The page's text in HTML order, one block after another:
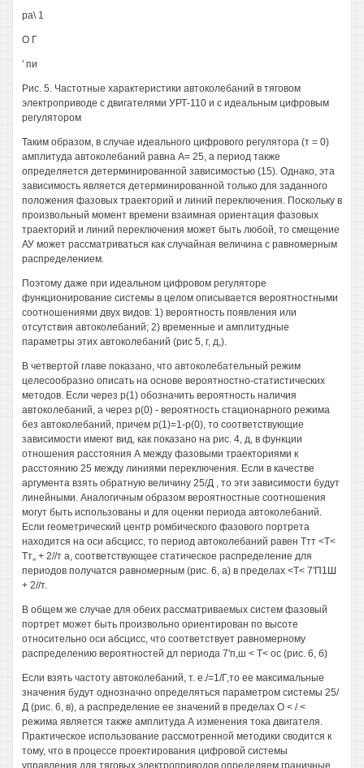
ра\ 1
О Г
' пи
Рис. 5. Частотные характеристики автоколебаний в тяговом
электроприводе с двигателями УРТ-110 и с идеальным цифровым
регулятором
Таким образом, в случае идеального цифрового регулятора (т = 0)
амплитуда автоколебаний равна А= 25, а период также
определяется детерминированной зависимостью (15). Однако, эта
зависимость является детерминированной только для заданного
положения фазовых траекторий и линий переключения. Поскольку в
произвольный момент времени взаимная ориентация фазовых
траекторий и линий переключения может быть любой, то смещение
АУ может рассматриваться как случайная величина с равномерным
распределением.
Поэтому даже при идеальном цифровом регуляторе
функционирование системы в целом описывается вероятностными
соотношениями двух видов: 1) вероятность появления или
отсутствия автоколебаний; 2) временные и амплитудные
параметры этих автоколебаний (рис 5, г, д,).
В четвертой главе показано, что автоколебательный режим
целесообразно описать на основе вероятностно-статистических
методов. Если через р(1) обозначить вероятность наличия
автоколебаний, а через р(0) - вероятность стационарного режима
без автоколебаний, причем р(1)=1-р(0), то соответствующие
зависимости имеют вид, как показано на рис. 4, д, в функции
отношения расстояния А между фазовыми траекториями к
расстоянию 25 между линиями переключения. Если в качестве
аргумента взять обратную величину 25/Д , то эти зависимости будут
линейными. Аналогичным образом вероятностные соотношения
могут быть использованы и для оценки периода автоколебаний.
Если геометрический центр ромбического фазового портрета
находится на оси абсцисс, то период автоколебаний равен Ттт <Т<
Тт„ + 2//т а, соответствующее статическое распределение для
периодов получатся равномерным (рис. 6, а) в пределах <Т< 7'П1Ш
+ 2//т.
В общем же случае для обеих рассматриваемых систем фазовый
портрет может быть произвольно ориентирован по высоте
относительно оси абсцисс, что соответствует равномерному
распределению вероятностей дл периода 7'п,ш < Т< ос (рис. 6, б)
Если взять частоту автоколебаний, т. е./=1/Г,то ее максимальные
значения будут однозначно определяться параметром системы 25/
Д (рис. 6, в), а распределение ее значений в пределах О < / <
режима является также амплитуда А изменения тока двигателя.
Практическое использование рассмотренной методики сводится к
тому, что в процессе проектирования цифровой системы
управления для тяговых электроприводов определяем граничные